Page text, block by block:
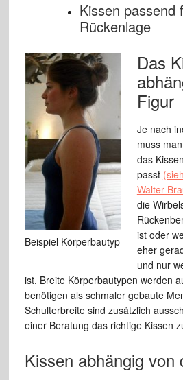
Kissen passend
Rückenlage
Beispiel Körperbautyp
Das
Figur
Je nach
muss
das
passt
Walter
die
ist oder
eher
und nur
ist. Breite Körperbautypen werden
benötigen als schmaler gebaute
Schulterbreite sind zusätzlich
einer Beratung das richtige Kissen
Kissen abhängig von